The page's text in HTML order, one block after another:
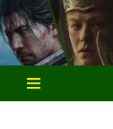
Aller
au
contenu